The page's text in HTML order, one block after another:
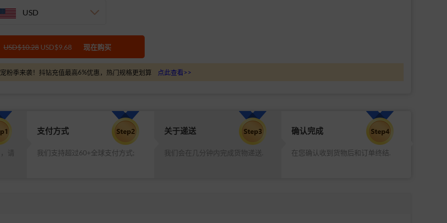
USD
USD$10.28 USD$9.68 现在购买
粉季来袭！抖钻充值最高6%优惠，热门规格更划算 点此查看>>
请
支付方式
我们支持超过60+全球支付方式;
关于递送
我们会在几分钟内完成货物递送.
确认完成
在您确认收到货物后和订单终结.